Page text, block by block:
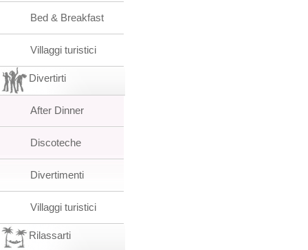
Bed & Breakfast
Villaggi turistici
Divertirti
After Dinner
Discoteche
Divertimenti
Villaggi turistici
Rilassarti